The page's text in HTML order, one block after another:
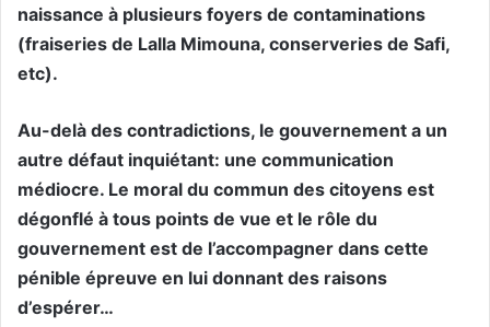
naissance à plusieurs foyers de contaminations
(fraiseries de Lalla Mimouna, conserveries de Safi,
etc).
Au-delà des contradictions, le gouvernement a un
autre défaut inquiétant: une communication
médiocre. Le moral du commun des citoyens est
dégonflé à tous points de vue et le rôle du
gouvernement est de l’accompagner dans cette
pénible épreuve en lui donnant des raisons
d’espérer…